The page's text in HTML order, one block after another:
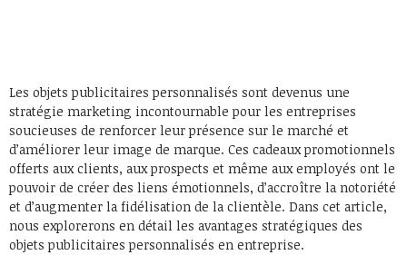
Les objets publicitaires personnalisés sont devenus une
stratégie marketing incontournable pour les entreprises
soucieuses de renforcer leur présence sur le marché et
d’améliorer leur image de marque. Ces cadeaux promotionnels
offerts aux clients, aux prospects et même aux employés ont le
pouvoir de créer des liens émotionnels, d’accroître la notoriété
et d’augmenter la fidélisation de la clientèle. Dans cet article,
nous explorerons en détail les avantages stratégiques des
objets publicitaires personnalisés en entreprise.